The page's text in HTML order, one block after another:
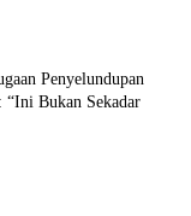
Penyelundupan
“Ini Bukan Sekadar